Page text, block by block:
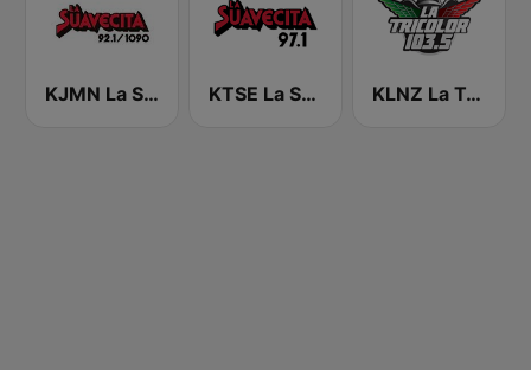
KJMN La Suavecita 92.1 FM KTSE La Suavecita 97.1 FM KLNZ La Tricolor 103.5 FM